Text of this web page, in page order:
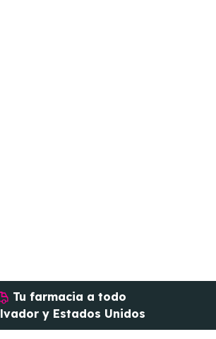
Tu farmacia a todo
y Estados Unidos